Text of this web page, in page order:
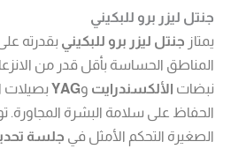
جنتل ليزر برو للبكيني
يمتاز جنتل ليزر برو للبكيني بقدرته
المناطق الحساسة بأقل قدر من
نبضات الألكسندرايت وYAG بصيلات
الحفاظ على سلامة البشرة المجاورة.
الصغيرة التحكم الأمثل في جلسة